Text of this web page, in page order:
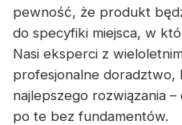
pewność, że produkt
do specyfiki miejsca, w
Nasi eksperci z
profesjonalne
najlepszego rozwiązania
po te bez fundamentów.